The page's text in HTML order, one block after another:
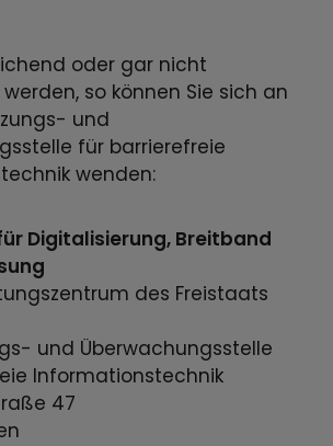
oder gar nicht
so können Sie sich an
und
für barrierefreie
wenden:
Digitalisierung, Breitband
des Freistaats
und Überwachungsstelle
Informationstechnik
47